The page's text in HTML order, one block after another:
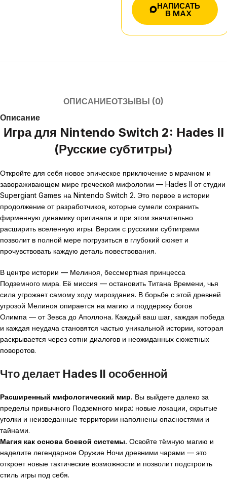
НАПИСАТЬ
В MAX
ОПИСАНИЕОТЗЫВЫ (0)
Описание
Игра для Nintendo Switch 2: Hades II
(Русские субтитры)
Откройте для себя новое эпическое приключение в мрачном и
завораживающем мире греческой мифологии — Hades II от студии
Supergiant Games на Nintendo Switch 2. Это первое в истории
продолжение от разработчиков, которые сумели сохранить
фирменную динамику оригинала и при этом значительно
расширить вселенную игры. Версия с русскими субтитрами
позволит в полной мере погрузиться в глубокий сюжет и
прочувствовать каждую деталь повествования.
В центре истории — Мелиноя, бессмертная принцесса
Подземного мира. Её миссия — остановить Титана Времени, чья
сила угрожает самому ходу мироздания. В борьбе с этой древней
угрозой Мелиноя опирается на магию и поддержку богов
Олимпа — от Зевса до Аполлона. Каждый ваш шаг, каждая победа
и каждая неудача становятся частью уникальной истории, которая
раскрывается через сотни диалогов и неожиданных сюжетных
поворотов.
Что делает Hades II особенной
Расширенный мифологический мир. Вы выйдете далеко за
пределы привычного Подземного мира: новые локации, скрытые
уголки и неизведанные территории наполнены опасностями и
тайнами.
Магия как основа боевой системы. Освойте тёмную магию и
наделите легендарное Оружие Ночи древними чарами — это
откроет новые тактические возможности и позволит подстроить
стиль игры под себя.